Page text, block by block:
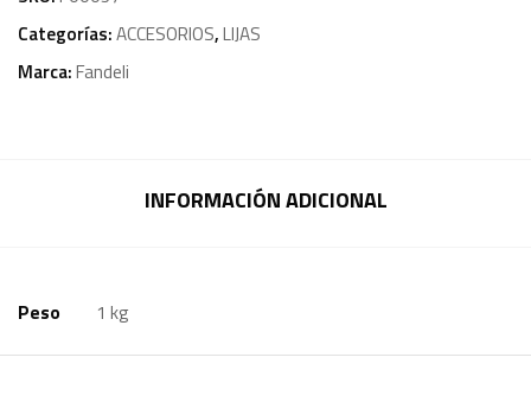
Categorías:ACCESORIOS,LIJAS
Marca:Fandeli
INFORMACIÓN ADICIONAL
Peso 1 kg